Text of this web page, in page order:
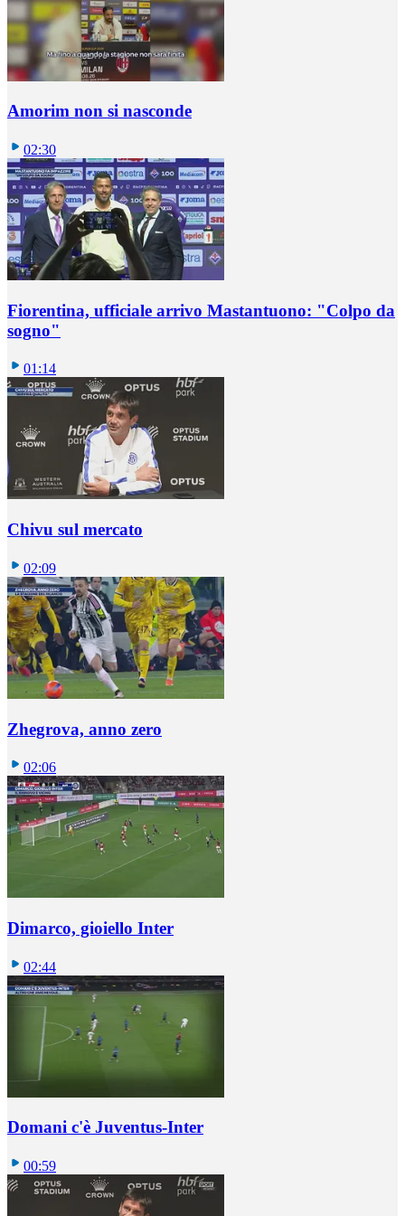
Amorim non si nasconde
02:30
Fiorentina, ufficiale arrivo Mastantuono: "Colpo da
sogno"
01:14
Chivu sul mercato
02:09
Zhegrova, anno zero
02:06
Dimarco, gioiello Inter
02:44
Domani c'è Juventus-Inter
00:59